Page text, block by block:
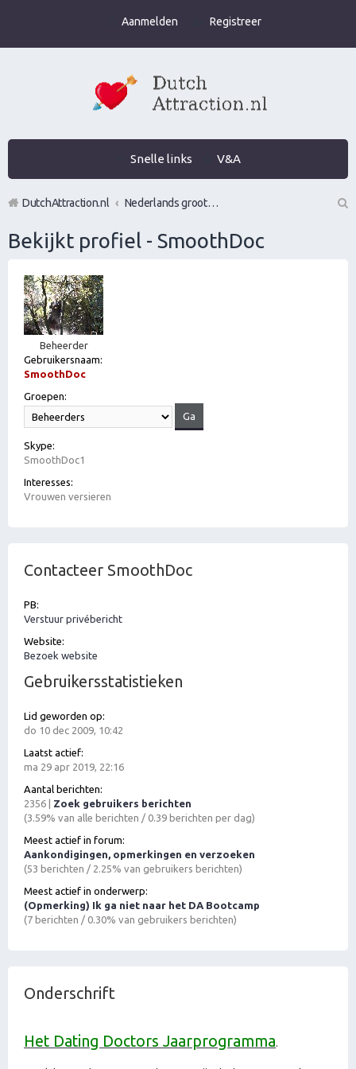
Aanmelden Registreer
Snelle links V&A
DutchAttraction.nl
Nederlands grootste Dutch Attraction, Lifestyle, Vrouwen versieren en Pick-Up (PUA) Forum
Bekijkt profiel - SmoothDoc
Beheerder
Gebruikersnaam:
SmoothDoc
Groepen:
Skype:
SmoothDoc1
Interesses:
Vrouwen versieren
Contacteer SmoothDoc
PB:
Verstuur privébericht
Website:
Bezoek website
Gebruikersstatistieken
Lid geworden op:
do 10 dec 2009, 10:42
Laatst actief:
ma 29 apr 2019, 22:16
Aantal berichten:
2356 | Zoek gebruikers berichten
(3.59% van alle berichten / 0.39 berichten per dag)
Meest actief in forum:
Aankondigingen, opmerkingen en verzoeken
(53 berichten / 2.25% van gebruikers berichten)
Meest actief in onderwerp:
(Opmerking) Ik ga niet naar het DA Bootcamp
(7 berichten / 0.30% van gebruikers berichten)
Onderschrift
Het Dating Doctors Jaarprogramma.